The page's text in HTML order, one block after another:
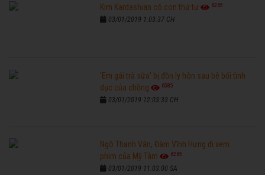
Kim Kardashian có con thứ tư 6265
03/01/2019 1:03:37 CH
'Em gái trà sữa' bị đồn ly hôn sau bê bối tình
dục của chồng
6585
03/01/2019 12:03:33 CH
Ngô Thanh Vân, Đàm Vĩnh Hưng đi xem
phim của Mỹ Tâm
6265
03/01/2019 11:03:00 SA